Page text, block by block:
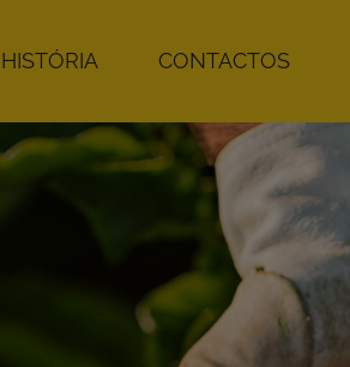
HISTÓRIA CONTACTOS